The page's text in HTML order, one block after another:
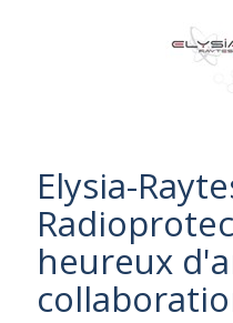
Elysia-
heureux